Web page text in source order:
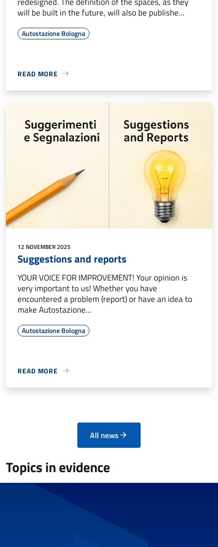
will be built in the future, will also be publishe...
Autostazione Bologna
READ MORE
12 NOVEMBER 2025
Suggestions and reports
YOUR VOICE FOR IMPROVEMENT! Your opinion is
very important to us! Whether you have
encountered a problem (report) or have an idea to
make Autostazione...
Autostazione Bologna
READ MORE
All news
Topics in evidence